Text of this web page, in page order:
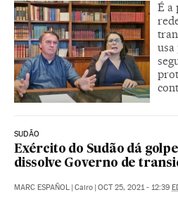
É a
usa
SUDÃO
Exército do Sudão dá
dissolve Governo de
MARC ESPAÑOL | Cairo | OCT 25, 2021 - 12:39